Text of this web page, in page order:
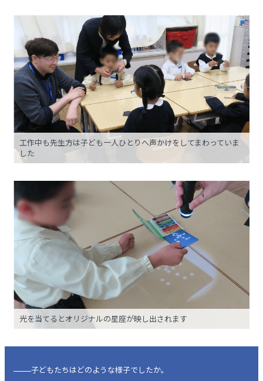
工作中も先生方は子ども一人ひとりへ声かけをしてまわっていま
した
光を当てるとオリジナルの星座が映し出されます
子どもたちはどのような様子でしたか。